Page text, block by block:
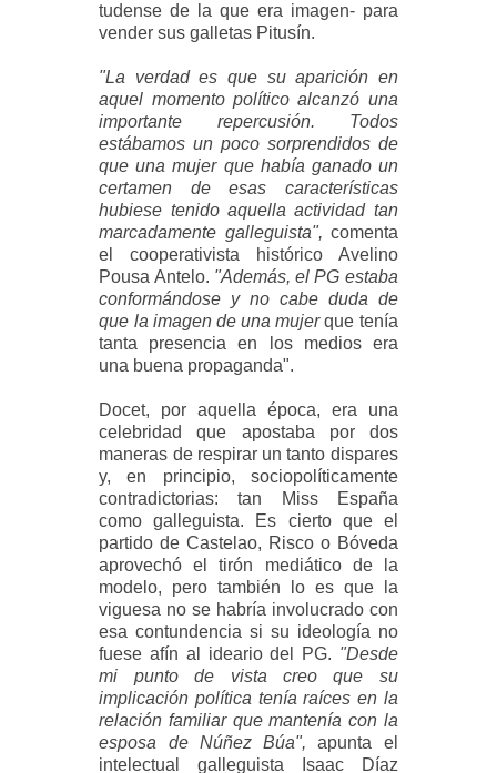
tudense de la que era imagen- para
vender sus galletas Pitusín.
"La verdad es que su aparición en
aquel momento político alcanzó una
importante repercusión. Todos
estábamos un poco sorprendidos de
que una mujer que había ganado un
certamen de esas características
hubiese tenido aquella actividad tan
marcadamente galleguista", comenta
el cooperativista histórico Avelino
Pousa Antelo. "Además, el PG estaba
conformándose y no cabe duda de
que la imagen de una mujer que tenía
tanta presencia en los medios era
una buena propaganda".
Docet, por aquella época, era una
celebridad que apostaba por dos
maneras de respirar un tanto dispares
y, en principio, sociopolíticamente
contradictorias: tan Miss España
como galleguista. Es cierto que el
partido de Castelao, Risco o Bóveda
aprovechó el tirón mediático de la
modelo, pero también lo es que la
viguesa no se habría involucrado con
esa contundencia si su ideología no
fuese afín al ideario del PG. "Desde
mi punto de vista creo que su
implicación política tenía raíces en la
relación familiar que mantenía con la
esposa de Núñez Búa",
apunta el
intelectual galleguista Isaac Díaz